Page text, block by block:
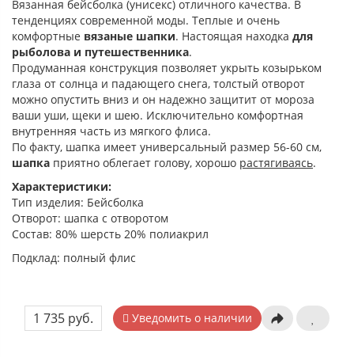
Вязанная бейсболка (унисекс) отличного качества. В
тенденциях современной моды. Теплые и очень
комфортные вязаные шапки. Настоящая находка для
рыболова и путешественника.
Продуманная конструкция позволяет укрыть козырьком
глаза от солнца и падающего снега, толстый отворот
можно опустить вниз и он надежно защитит от мороза
ваши уши, щеки и шею. Исключительно комфортная
внутренняя часть из мягкого флиса.
По факту, шапка имеет универсальный размер 56-60 см,
шапка приятно облегает голову, хорошо растягиваясь.
Характеристики:
Тип изделия: Бейсболка
Отворот: шапка с отворотом
Состав: 80% шерсть 20% полиакрил
Подклад: полный флис
1 735 руб. Уведомить о наличии